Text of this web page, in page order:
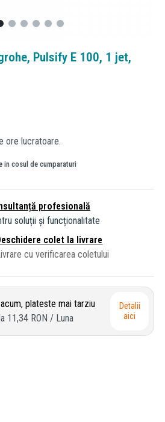
Pulsify E 100, 1 jet,
ore lucratoare.
in cosul de cumparaturi
profesională
soluții și funcționalitate
colet la livrare
cu verificarea coletului
plateste mai tarziu
11,34 RON / Luna
Detalii
aici